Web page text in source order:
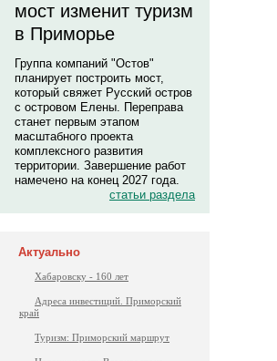
мост изменит туризм
в Приморье
Группа компаний "Остов"
планирует построить мост,
который свяжет Русский остров
с островом Елены. Переправа
станет первым этапом
масштабного проекта
комплексного развития
территории. Завершение работ
намечено на конец 2027 года.
статьи раздела
Актуально
Хабаровску - 160 лет
Адреса инвестиций. Приморский
край
Туризм: Приморский маршрут